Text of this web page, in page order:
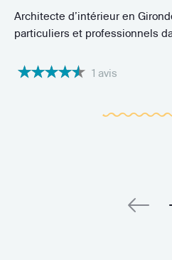
Architecte d’intérieur en
particuliers et professionnels
1 avis